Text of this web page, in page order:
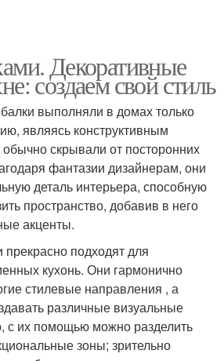
Декоративные
создаем свой стиль
выполняли в домах только
являясь конструктивным
скрывали от посторонних
фантазии дизайнерам, они
деталь интерьера, способную
пространство, добавив в него
акценты.
подходят для
кухонь. Они гармонично
стилевые направления , а
различные визуальные
их помощью можно разделить
зоны; зрительно